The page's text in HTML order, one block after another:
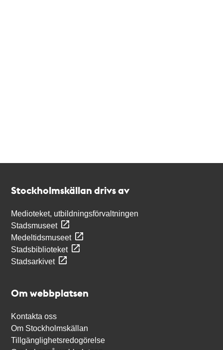
Stockholmskällan drivs av
Medioteket, utbildningsförvaltningen
Stadsmuseet
Medeltidsmuseet
Stadsbiblioteket
Stadsarkivet
Om webbplatsen
Kontakta oss
Om Stockholmskällan
Tillgänglighetsredogörelse